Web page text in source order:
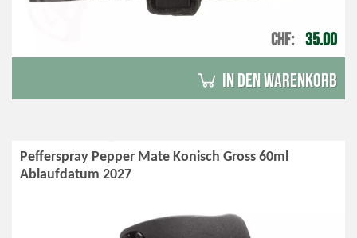
CHF 35.00
in den Warenkorb
Pefferspray Pepper Mate Konisch Gross 60ml
Ablaufdatum 2027